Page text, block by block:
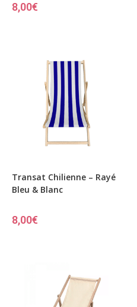
8,00€
Transat Chilienne – Rayé
Bleu & Blanc
8,00€